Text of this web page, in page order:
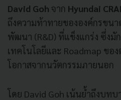
David Goh จาก Hyundai
ถึงความท้าทายขององค์กรขน
พัฒนา (R&D) ที่แข็งแกร่ง ซึ่ง
เทคโนโลยีและ Roadmap ขอ
โอกาสจากนวัตกรรมภายนอก
โดย David Goh เน้นย้ำถึงบทบ